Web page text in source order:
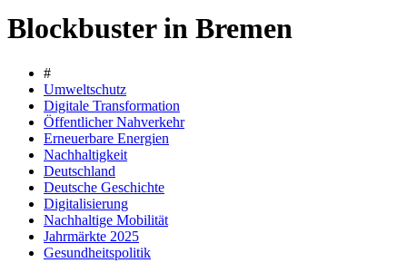
Blockbuster in Bremen
#
Umweltschutz
Digitale Transformation
Öffentlicher Nahverkehr
Erneuerbare Energien
Nachhaltigkeit
Deutschland
Deutsche Geschichte
Digitalisierung
Nachhaltige Mobilität
Jahrmärkte 2025
Gesundheitspolitik